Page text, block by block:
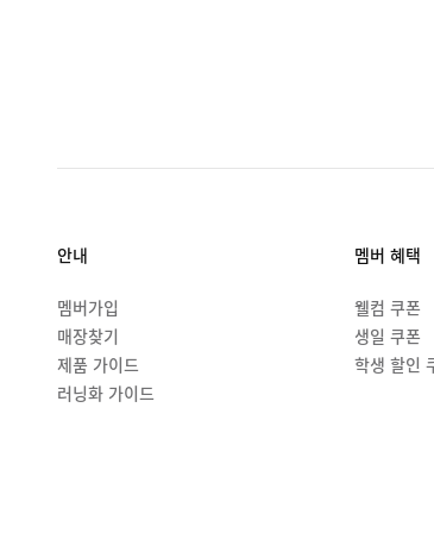
안내
멤버가입
매장찾기
제품 가이드
러닝화 가이드
멤버 혜택
웰컴 쿠폰
생일 쿠폰
학생 할인